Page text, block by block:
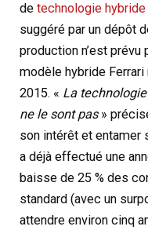
detechnologie
suggéré par un dépôt
production n’est prévu
modèle hybride Ferrari
2015. « La
ne le sont pas»
son intérêt et entamer
a déjà effectué une
baisse de 25 % des
standard (avec un
attendre environ cinq